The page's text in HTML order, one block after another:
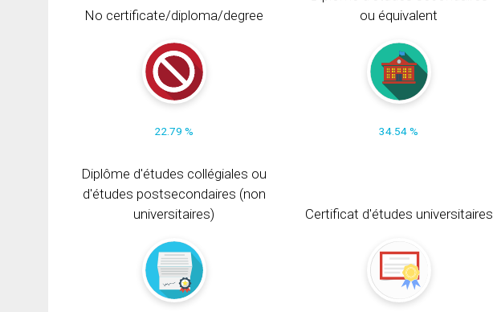
No certificate/diploma/degree
22.79 %
ou équivalent
34.54 %
Diplôme d'études collégiales ou
d'études postsecondaires (non
universitaires)
Certificat d'études universitaires